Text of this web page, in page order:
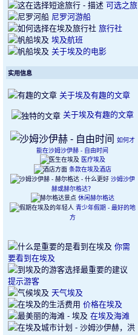
可选之旅
尼罗河游船
旅行社
埃及航班
关于埃及的电影
实用信息
关于埃及有趣的文章
关于埃及有趣的文章
如何才
能在沙姆沙伊赫 - 自由时间
医疗埃及
条款在埃及酒店
沙姆沙伊
赫或赫尔格达？
休闲赫尔格达
青少年假期 - 最好的地
方
你需
要看到在埃及
提示游客
天气埃及
价格在埃及
在埃及海滩